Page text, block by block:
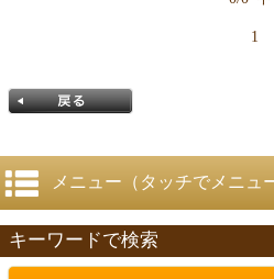
1
戻る
メニュー（タッチでメニュ
キーワードで検索